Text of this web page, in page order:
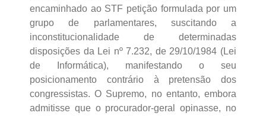
encaminhado ao STF petição formulada por um
grupo de parlamentares, suscitando a
inconstitucionalidade de determinadas
disposições da Lei nº 7.232, de 29/10/1984 (Lei
de Informática), manifestando o seu
posicionamento contrário à pretensão dos
congressistas. O Supremo, no entanto, embora
admitisse que o procurador-geral opinasse, no